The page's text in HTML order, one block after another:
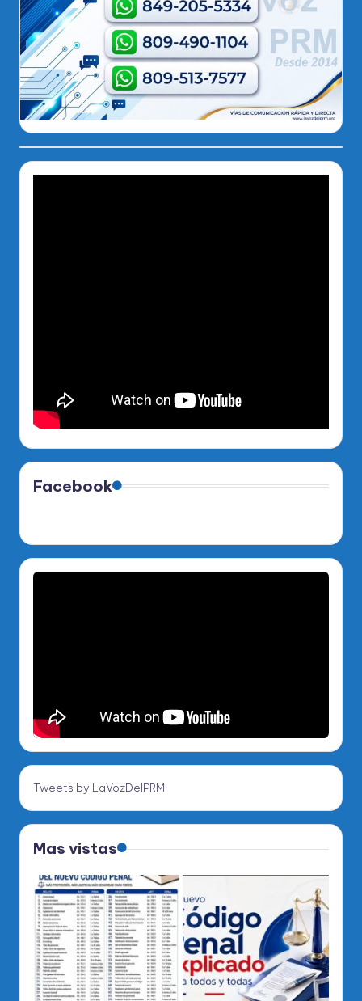
Facebook
Tweets by LaVozDelPRM
Mas vistas